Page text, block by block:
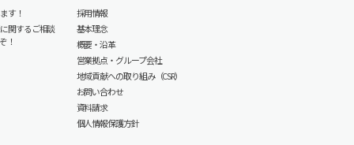
す！
関するご相談
！
採用情報
基本理念
概要・沿革
営業拠点・グループ会社
地域貢献への取り組み（CSR）
お問い合わせ
資料請求
個人情報保護方針